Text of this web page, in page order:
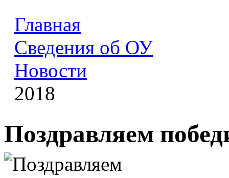
Главная
Сведения об ОУ
Новости
2018
Поздравляем